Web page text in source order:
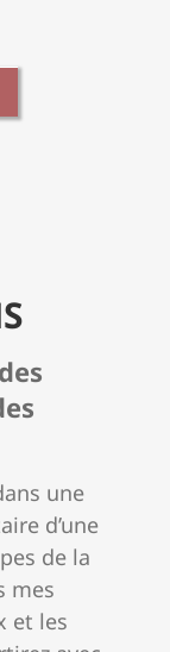
une
d’une
de la
mes
et les